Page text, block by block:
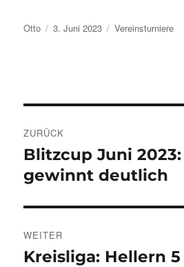
Autor
Otto Veröffentlicht
3. Juni 2023 Kategorien
Vereinsturniere
ZURÜCK
Vorheriger
Beitrag:
Blitzcup Juni
gewinnt deutlich
WEITER
Nächster
Kreisliga: Hellern